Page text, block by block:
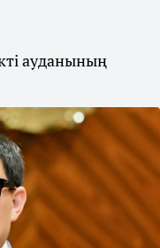
ауданының